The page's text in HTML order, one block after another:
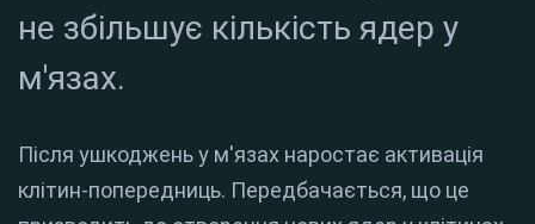
не збільшує кількість ядер у
м'язах.
Після ушкоджень у м'язах наростає активація
клітин-попередниць. Передбачається, що це